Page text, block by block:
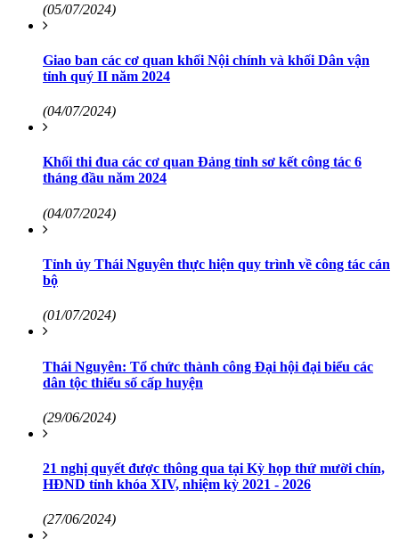
(05/07/2024)
Giao ban các cơ quan khối Nội chính và khối Dân vận
tỉnh quý II năm 2024
(04/07/2024)
Khối thi đua các cơ quan Đảng tỉnh sơ kết công tác 6
tháng đầu năm 2024
(04/07/2024)
Tỉnh ủy Thái Nguyên thực hiện quy trình về công tác cán
bộ
(01/07/2024)
Thái Nguyên: Tổ chức thành công Đại hội đại biểu các
dân tộc thiểu số cấp huyện
(29/06/2024)
21 nghị quyết được thông qua tại Kỳ họp thứ mười chín,
HĐND tỉnh khóa XIV, nhiệm kỳ 2021 - 2026
(27/06/2024)